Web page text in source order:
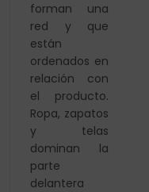
forman una
red y que
están
ordenados en
relación con
el producto.
Ropa, zapatos
y telas
dominan la
parte
delantera